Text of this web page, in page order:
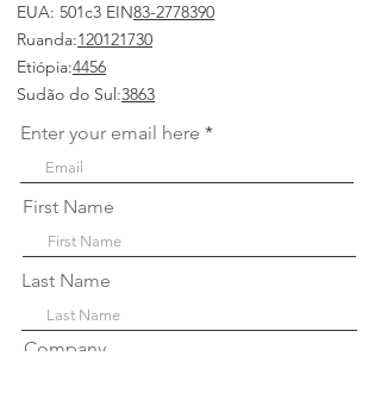
EUA: 501c3 EIN83-2778390
Ruanda:120121730
Etiópia:4456
Sudão do Sul:3863
Enter your email here
First Name
Last Name
Company